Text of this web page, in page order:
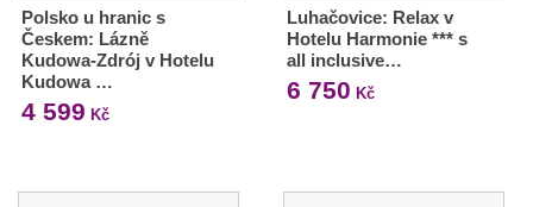
Polsko u hranic s
Českem: Lázně
Kudowa-Zdrój v Hotelu
Kudowa …
4 599 Kč
Luhačovice: Relax v
Hotelu Harmonie *** s
all inclusive…
6 750 Kč